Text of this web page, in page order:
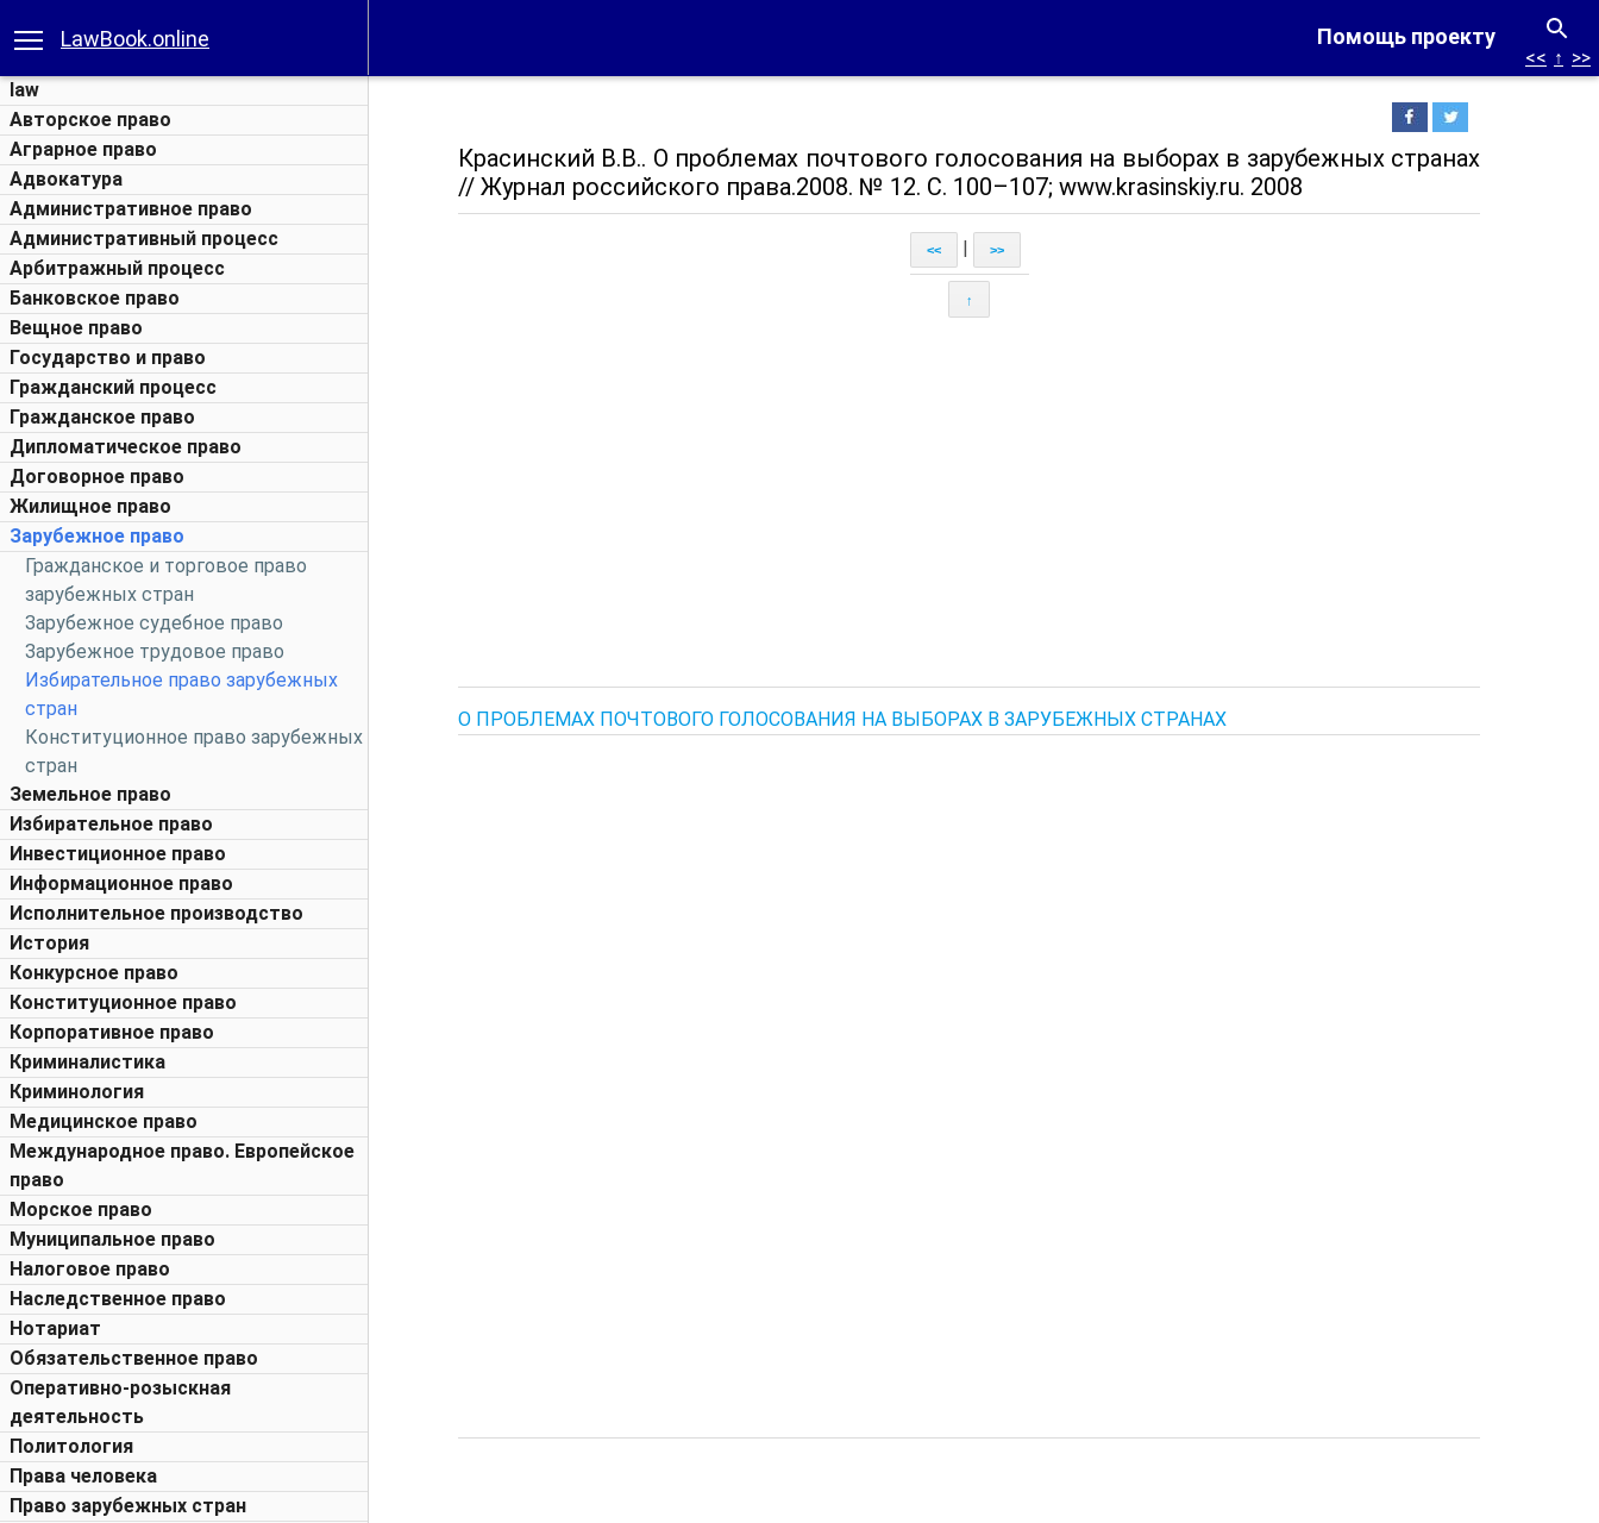
Помощь проекту
LawBook.online
law
Авторское право
Аграрное право
Адвокатура
Административное право
Административный процесс
Арбитражный процесс
Банковское право
Вещное право
Государство и право
Гражданский процесс
Гражданское право
Дипломатическое право
Договорное право
Жилищное право
Зарубежное право
Гражданское и торговое право
зарубежных стран
Зарубежное судебное право
Зарубежное трудовое право
Избирательное право зарубежных
стран
Конституционное право зарубежных
стран
Земельное право
Избирательное право
Инвестиционное право
Информационное право
Исполнительное производство
История
Конкурсное право
Конституционное право
Корпоративное право
Криминалистика
Криминология
Медицинское право
Международное право. Европейское
право
Морское право
Муниципальное право
Налоговое право
Наследственное право
Нотариат
Обязательственное право
Оперативно-розыскная
деятельность
Политология
Права человека
Право зарубежных стран
<< ↑ >>
Красинский В.В.. О проблемах почтового голосования на выборах в зарубежных странах
// Журнал российского права.2008. № 12. С. 100–107; www.krasinskiy.ru. 2008
<< >>
↑
О ПРОБЛЕМАХ ПОЧТОВОГО ГОЛОСОВАНИЯ НА ВЫБОРАХ В ЗАРУБЕЖНЫХ СТРАНАХ